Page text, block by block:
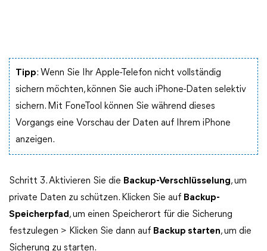
Tipp: Wenn Sie Ihr Apple-Telefon nicht vollständig
sichern möchten, können Sie auch iPhone-Daten selektiv
sichern. Mit FoneTool können Sie während dieses
Vorgangs eine Vorschau der Daten auf Ihrem iPhone
anzeigen.
Schritt 3. Aktivieren Sie die Backup-Verschlüsselung, um
private Daten zu schützen. Klicken Sie auf Backup-
Speicherpfad, um einen Speicherort für die Sicherung
festzulegen > Klicken Sie dann auf Backup starten, um die
Sicherung zu starten.